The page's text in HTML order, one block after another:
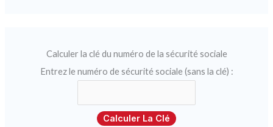
Calculer la clé du numéro de la sécurité sociale
Entrez le numéro de sécurité sociale (sans la clé) :
Calculer La Clé